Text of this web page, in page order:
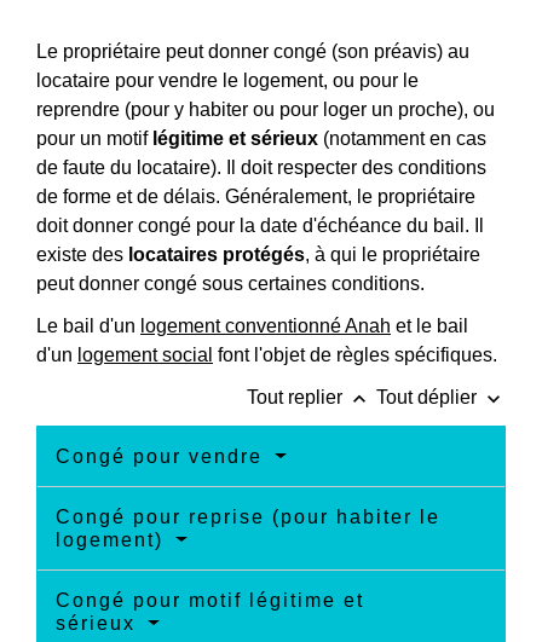
Le propriétaire peut donner congé (son préavis) au
locataire pour vendre le logement, ou pour le
reprendre (pour y habiter ou pour loger un proche), ou
pour un motiflégitime et sérieux (notamment en cas
de faute du locataire). Il doit respecter des conditions
de forme et de délais. Généralement, le propriétaire
doit donner congé pour la date d'échéance du bail. Il
existe des locataires protégés, à qui le propriétaire
peut donner congé sous certaines conditions.
Le bail d'un logement conventionné Anah et le bail
d'un logement social font l'objet de règles spécifiques.
Tout replier keyboard_arrow_up Tout déplier keyboard_arrow_down
Congé pour vendre
Congé pour reprise (pour habiter le
logement)
Congé pour motif légitime et
sérieux